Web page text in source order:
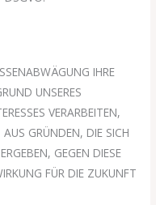
IHRE
UNSERES
VERARBEITEN,
AUS GRÜNDEN, DIE SICH
GEGEN DIESE
FÜR DIE ZUKUNFT